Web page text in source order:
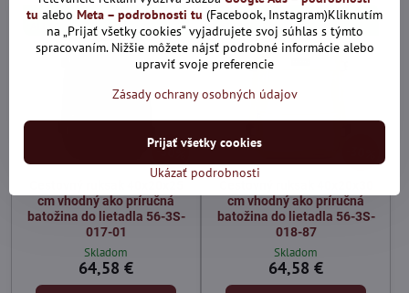
30%
Len dnes: Zľava 10% s kódom:
ALL10
cm vhodný ako príručná
batožina do lietadla 56-3S-
017-01
Skladom
64,58 €
Len dnes: Zľava 10% s kódom:
ALL10
cm vhodný ako príručná
batožina do lietadla 56-3S-
018-87
Skladom
64,58 €
tu alebo Meta – podrobnosti tu (Facebook, Instagram)Kliknutím
na „Prijať všetky cookies“ vyjadrujete svoj súhlas s týmto
spracovaním. Nižšie môžete nájsť podrobné informácie alebo
upraviť svoje preferencie
Zásady ochrany osobných údajov
Ukázať podrobnosti
Prijať všetky cookies